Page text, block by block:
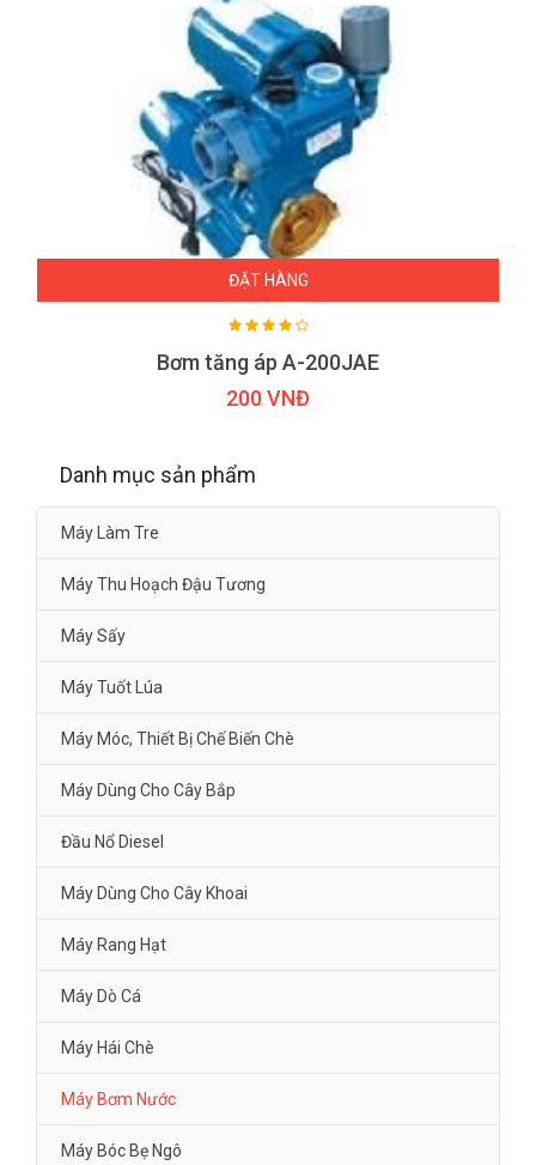
ĐẶT HÀNG
Bơm tăng áp A-200JAE
200 VNĐ
Danh mục sản phẩm
Máy Làm Tre
Máy Thu Hoạch Đậu Tương
Máy Sấy
Máy Tuốt Lúa
Máy Móc, Thiết Bị Chế Biến Chè
Máy Dùng Cho Cây Bắp
Đầu Nổ Diesel
Máy Dùng Cho Cây Khoai
Máy Rang Hạt
Máy Dò Cá
Máy Hái Chè
Máy Bơm Nước
Máy Bóc Bẹ Ngô